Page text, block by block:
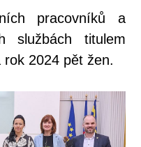
pracovníků a
službách titulem
2024 pět žen.